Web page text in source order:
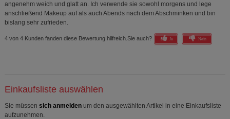
angenehm weich und glatt an. Ich verwende sie sowohl morgens und lege
anschließend Makeup auf als auch Abends nach dem Abschminken und bin
bislang sehr zufrieden.
4 von 4 Kunden fanden diese Bewertung hilfreich. Sie auch? Ja Nein
Einkaufsliste auswählen
Sie müssen sich anmelden um den ausgewählten Artikel in eine Einkaufsliste
aufzunehmen.